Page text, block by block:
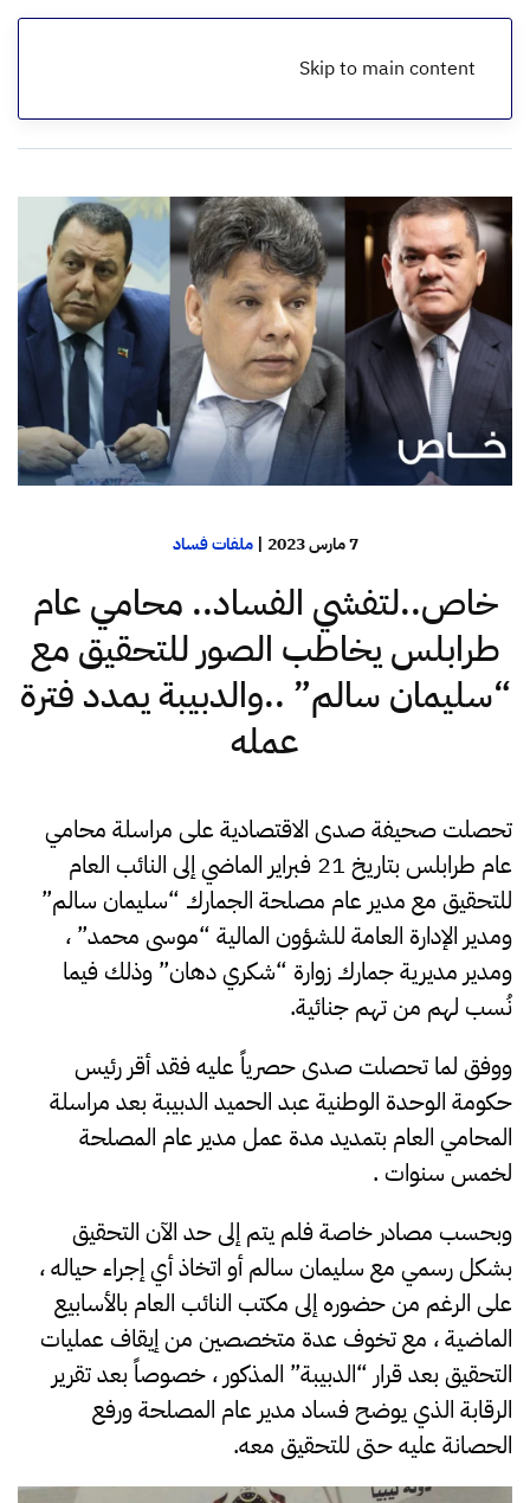
Skip to main content
الرئيسية
7 مارس 2023 |ملفات فساد
خاص..لتفشي الفساد.. محامي عام
طرابلس يخاطب الصور للتحقيق مع
“سليمان سالم” ..والدبيبة يمدد فترة
عمله
تحصلت صحيفة صدى الاقتصادية على مراسلة محامي
عام طرابلس بتاريخ 21 فبراير الماضي إلى النائب العام
للتحقيق مع مدير عام مصلحة الجمارك “سليمان سالم”
ومدير الإدارة العامة للشؤون المالية “موسى محمد” ،
ومدير مديرية جمارك زوارة “شكري دهان” وذلك فيما
نُسب لهم من تهم جنائية.
ووفق لما تحصلت صدى حصرياً عليه فقد أقر رئيس
حكومة الوحدة الوطنية عبد الحميد الدبيبة بعد مراسلة
المحامي العام بتمديد مدة عمل مدير عام المصلحة
لخمس سنوات .
وبحسب مصادر خاصة فلم يتم إلى حد الآن التحقيق
بشكل رسمي مع سليمان سالم أو اتخاذ أي إجراء حياله ،
على الرغم من حضوره إلى مكتب النائب العام بالأسابيع
الماضية ، مع تخوف عدة متخصصين من إيقاف عمليات
التحقيق بعد قرار “الدبيبة” المذكور ، خصوصاً بعد تقرير
الرقابة الذي يوضح فساد مدير عام المصلحة ورفع
الحصانة عليه حتى للتحقيق معه.